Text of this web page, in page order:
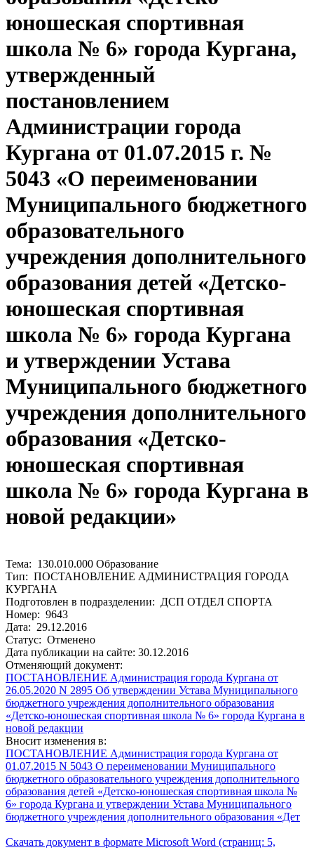
юношеская спортивная
школа № 6» города Кургана,
утвержденный
постановлением
Администрации города
Кургана от 01.07.2015 г. №
5043 «О переименовании
Муниципального бюджетного
образовательного
учреждения дополнительного
образования детей «Детско-
юношеская спортивная
школа № 6» города Кургана
и утверждении Устава
Муниципального бюджетного
учреждения дополнительного
образования «Детско-
юношеская спортивная
школа № 6» города Кургана в
новой редакции»
Тема: 130.010.000 Образование
Тип: ПОСТАНОВЛЕНИЕ АДМИНИСТРАЦИЯ ГОРОДА
КУРГАНА
Подготовлен в подразделении: ДСП ОТДЕЛ СПОРТА
Номер: 9643
Дата: 29.12.2016
Статус: Отменено
Дата публикации на сайте: 30.12.2016
Отменяющий документ:
ПОСТАНОВЛЕНИЕ Администрация города Кургана от
26.05.2020 N 2895 Об утверждении Устава Муниципального
бюджетного учреждения дополнительного образования
«Детско-юношеская спортивная школа № 6» города Кургана в
новой редакции
Вносит изменения в:
ПОСТАНОВЛЕНИЕ Администрация города Кургана от
01.07.2015 N 5043 О переименовании Муниципального
бюджетного образовательного учреждения дополнительного
образования детей «Детско-юношеская спортивная школа №
6» города Кургана и утверждении Устава Муниципального
бюджетного учреждения дополнительного образования «Дет
Скачать документ в формате Microsoft Word (страниц: 5,